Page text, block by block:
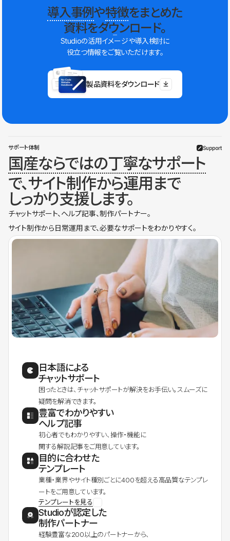
導入事例や特徴をまとめた
資料をダウンロード。
Studioの活用イメージや導入検討に
役立つ情報をご覧いただけます。
製品資料をダウンロード
サポート体制 Support
国産ならではの丁寧なサポート
で、サイト制作から運用まで
しっかり支援します。
チャットサポート、ヘルプ記事、制作パートナー。
サイト制作から日常運用まで、必要なサポートをわかりやすく。
日本語による
チャットサポート
困ったときは、チャットサポートが解決をお手伝い。スムーズに
疑問を解消できます。
豊富でわかりやすい
ヘルプ記事
初心者でもわかりやすい、操作・機能に
関する解説記事をご用意しています。
目的に合わせた
テンプレート
業種・業界やサイト種別ごとに400を超える高品質なテンプレ
ートをご用意しています。
テンプレートを見る
Studioが認定した
制作パートナー
経験豊富な200以上のパートナーから、